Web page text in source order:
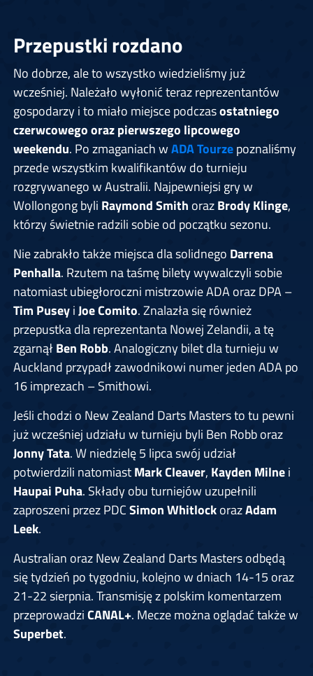
Przepustki rozdano
No dobrze, ale to wszystko wiedzieliśmy już
wcześniej. Należało wyłonić teraz reprezentantów
gospodarzy i to miało miejsce podczasostatniego
czerwcowego oraz pierwszego lipcowego
weekendu. Po zmaganiach wADA Tourzepoznaliśmy
przede wszystkim kwalifikantów do turnieju
rozgrywanego w Australii. Najpewniejsi gry w
Wollongong byli Raymond Smith orazBrody Klinge,
którzy świetnie radzili sobie od początku sezonu.
Nie zabrakło także miejsca dla solidnego Darrena
Penhalla. Rzutem na taśmę bilety wywalczyli sobie
natomiast ubiegłoroczni mistrzowie ADA oraz DPA –
Tim PuseyiJoe Comito. Znalazła się również
przepustka dla reprezentanta Nowej Zelandii, a tę
zgarnąłBen Robb. Analogiczny bilet dla turnieju w
Auckland przypadł zawodnikowi numer jeden ADA po
16 imprezach – Smithowi.
Jeśli chodzi o New Zealand Darts Masters to tu pewni
już wcześniej udziału w turnieju byli Ben Robb oraz
Jonny Tata. W niedzielę 5 lipca swój udział
potwierdzili natomiastMark Cleaver, Kayden Milnei
Haupai Puha. Składy obu turniejów uzupełnili
zaproszeni przez PDCSimon WhitlockorazAdam
Leek.
Australian oraz New Zealand Darts Masters odbędą
się tydzień po tygodniu, kolejno w dniach 14-15 oraz
21-22 sierpnia. Transmisję z polskim komentarzem
przeprowadziCANAL+. Mecze można oglądać także w
Superbet.